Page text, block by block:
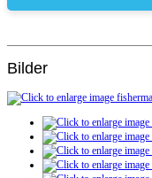
Bilder